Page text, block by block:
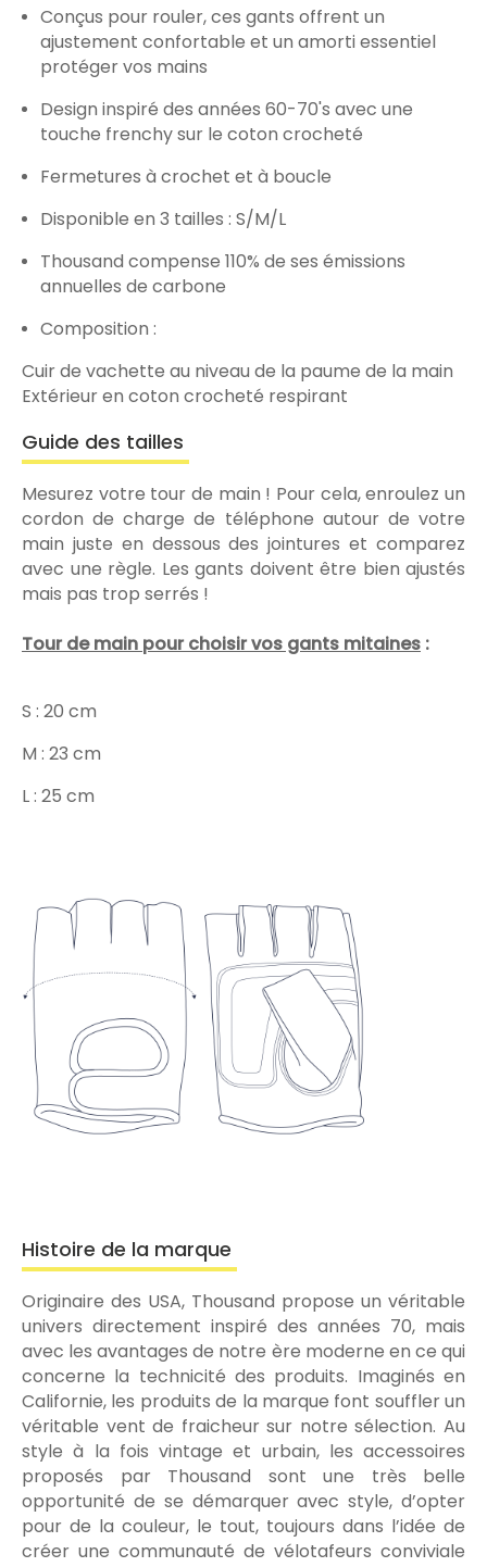
Conçus pour rouler, ces gants offrent un
ajustement confortable et un amorti essentiel
protéger vos mains
Design inspiré des années 60-70's avec une
touche frenchy sur le coton crocheté
Fermetures à crochet et à boucle
Disponible en 3 tailles : S/M/L
Thousand compense 110% de ses émissions
annuelles de carbone
Composition :
Cuir de vachette au niveau de la paume de la main
Extérieur en coton crocheté respirant
Guide des tailles
Mesurez votre tour de main ! Pour cela, enroulez un
cordon de charge de téléphone autour de votre
main juste en dessous des jointures et comparez
avec une règle. Les gants doivent être bien ajustés
mais pas trop serrés !
Tour de main pour choisir vos gants mitaines :
S : 20 cm
M : 23 cm
L : 25 cm
Histoire de la marque
Originaire des USA, Thousand propose un véritable
univers directement inspiré des années 70, mais
avec les avantages de notre ère moderne en ce qui
concerne la technicité des produits. Imaginés en
Californie, les produits de la marque font souffler un
véritable vent de fraicheur sur notre sélection. Au
style à la fois vintage et urbain, les accessoires
proposés par Thousand sont une très belle
opportunité de se démarquer avec style, d’opter
pour de la couleur, le tout, toujours dans l’idée de
créer une communauté de vélotafeurs conviviale